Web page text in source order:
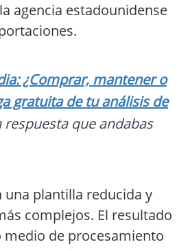
agencia estadounidense
¿Comprar, mantener o
gratuita de tu análisis de
que andabas
una plantilla reducida y
complejos. El resultado
medio de procesamiento